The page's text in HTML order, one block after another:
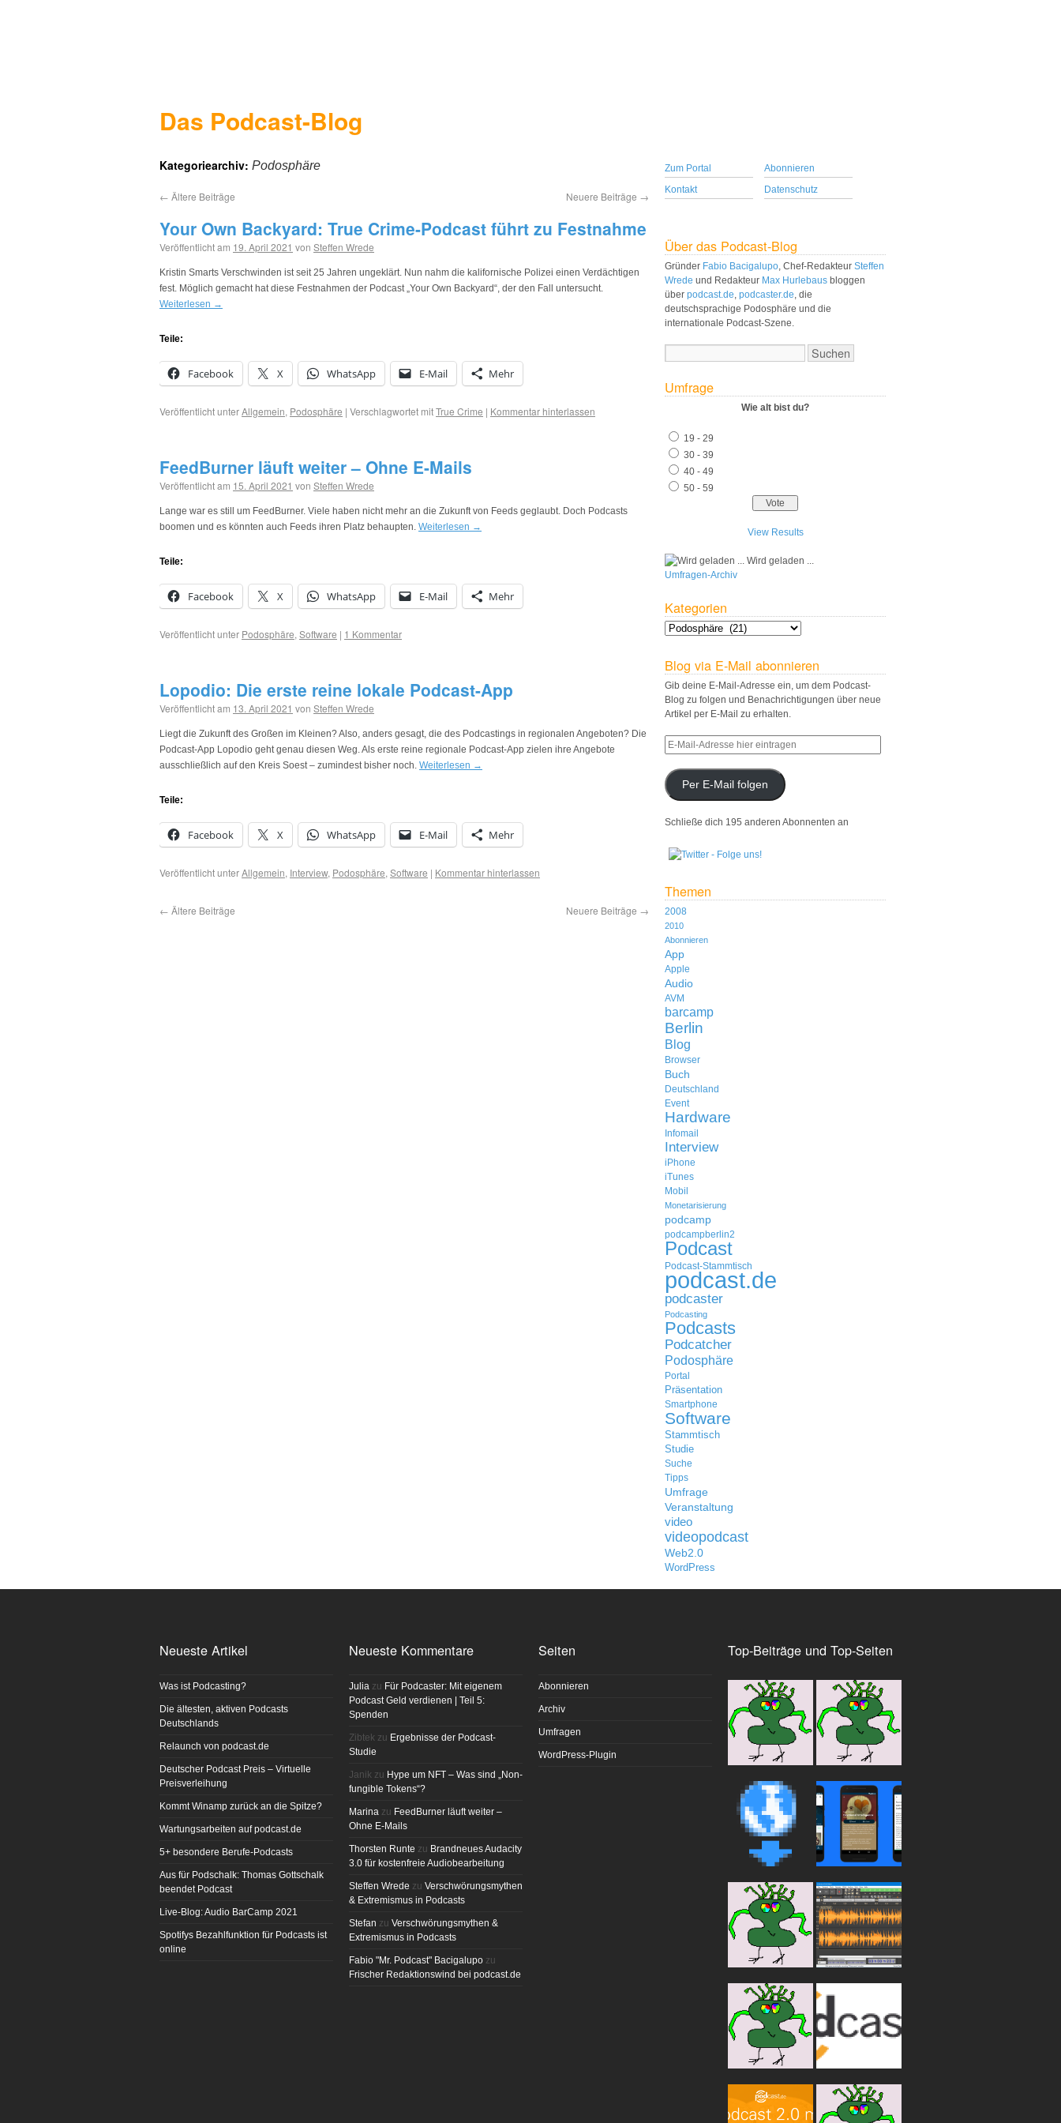
Das Podcast-Blog
Kategoriearchiv: Podosphäre
← Ältere Beiträge Neuere Beiträge →
Your Own Backyard: True Crime-Podcast führt zu Festnahme
Veröffentlicht am 19. April 2021 von Steffen Wrede
Kristin Smarts Verschwinden ist seit 25 Jahren ungeklärt. Nun nahm die kalifornische Polizei einen Verdächtigen
fest. Möglich gemacht hat diese Festnahmen der Podcast „Your Own Backyard“, der den Fall untersucht.
Weiterlesen →
Teile:
Facebook X WhatsApp E-Mail Mehr
Veröffentlicht unterAllgemein, Podosphäre | Verschlagwortet mitTrue Crime | Kommentar hinterlassen
FeedBurner läuft weiter – Ohne E-Mails
Veröffentlicht am 15. April 2021 von Steffen Wrede
Lange war es still um FeedBurner. Viele haben nicht mehr an die Zukunft von Feeds geglaubt. Doch Podcasts
boomen und es könnten auch Feeds ihren Platz behaupten. Weiterlesen →
Teile:
Facebook X WhatsApp E-Mail Mehr
Veröffentlicht unter Podosphäre, Software | 1 Kommentar
Lopodio: Die erste reine lokale Podcast-App
Veröffentlicht am 13. April 2021 von Steffen Wrede
Liegt die Zukunft des Großen im Kleinen? Also, anders gesagt, die des Podcastings in regionalen Angeboten? Die
Podcast-App Lopodio geht genau diesen Weg. Als erste reine regionale Podcast-App zielen ihre Angebote
ausschließlich auf den Kreis Soest – zumindest bisher noch. Weiterlesen →
Teile:
Facebook X WhatsApp E-Mail Mehr
Veröffentlicht unterAllgemein, Interview, Podosphäre, Software | Kommentar hinterlassen
← Ältere Beiträge Neuere Beiträge →
Zum Portal
Abonnieren
Kontakt
Datenschutz
Über das Podcast-Blog
Gründer Fabio Bacigalupo, Chef-Redakteur Steffen
Wrede und Redakteur Max Hurlebaus bloggen
über podcast.de, podcaster.de, die
deutschsprachige Podosphäre und die
internationale Podcast-Szene.
Umfrage
Wie alt bist du?
19 - 29
30 - 39
40 - 49
50 - 59
View Results
Wird geladen ...
Umfragen-Archiv
Kategorien
Blog via E-Mail abonnieren
Gib deine E-Mail-Adresse ein, um dem Podcast-
Blog zu folgen und Benachrichtigungen über neue
Artikel per E-Mail zu erhalten.
Per E-Mail folgen
Schließe dich 195 anderen Abonnenten an
Themen
2008
2010
Abonnieren
App
Apple
Audio
AVM
barcamp
Berlin
Blog
Browser
Buch
Deutschland
Event
Hardware
Infomail
Interview
iPhone
iTunes
Mobil
Monetarisierung
podcamp
podcampberlin2
Podcast
Podcast-Stammtisch
podcast.de
podcaster
Podcasting
Podcasts
Podcatcher
Podosphäre
Portal
Präsentation
Smartphone
Software
Stammtisch
Studie
Suche
Tipps
Umfrage
Veranstaltung
video
videopodcast
Web2.0
WordPress
Neueste Artikel
Was ist Podcasting?
Die ältesten, aktiven Podcasts
Deutschlands
Relaunch von podcast.de
Deutscher Podcast Preis – Virtuelle
Preisverleihung
Kommt Winamp zurück an die Spitze?
Wartungsarbeiten auf podcast.de
5+ besondere Berufe-Podcasts
Aus für Podschalk: Thomas Gottschalk
beendet Podcast
Live-Blog: Audio BarCamp 2021
Spotifys Bezahlfunktion für Podcasts ist
online
Neueste Kommentare
Julia zu Für Podcaster: Mit eigenem
Podcast Geld verdienen | Teil 5:
Spenden
Zibtek zu Ergebnisse der Podcast-
Studie
Janik zu Hype um NFT – Was sind „Non-
fungible Tokens“?
Marina zu FeedBurner läuft weiter –
Ohne E-Mails
Thorsten Runte zu Brandneues Audacity
3.0 für kostenfreie Audiobearbeitung
Steffen Wrede zu Verschwörungsmythen
& Extremismus in Podcasts
Stefan zu Verschwörungsmythen &
Extremismus in Podcasts
Fabio "Mr. Podcast" Bacigalupo zu
Frischer Redaktionswind bei podcast.de
Seiten
Abonnieren
Archiv
Umfragen
WordPress-Plugin
Top-Beiträge und Top-Seiten